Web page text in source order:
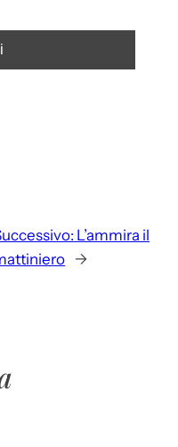
L’ammira il
→